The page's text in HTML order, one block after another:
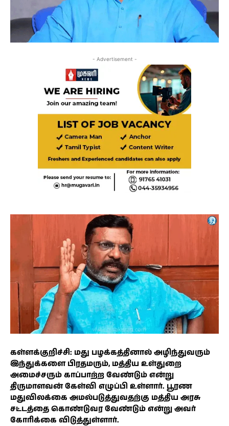
- Advertisement -
கள்ளக்குறிச்சி: மது பழக்கத்தினால் அழிந்துவரும்
இந்துக்களை பிரதமரும், மத்திய உள்துறை
அமைச்சரும் காப்பாற்ற வேண்டும் என்று
திருமாளவன் கேள்வி எழுப்பி உள்ளார். பூரண
மதுவிலக்கை அமல்படுத்துவதற்கு மத்திய அரசு
சட்டத்தை கொண்டுவர வேண்டும் என்று அவர்
கோரிக்கை விடுத்துள்ளார்.